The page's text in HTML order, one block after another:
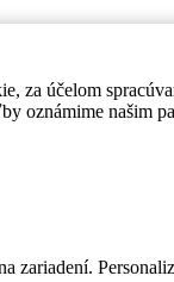
za účelom
oznámime našim